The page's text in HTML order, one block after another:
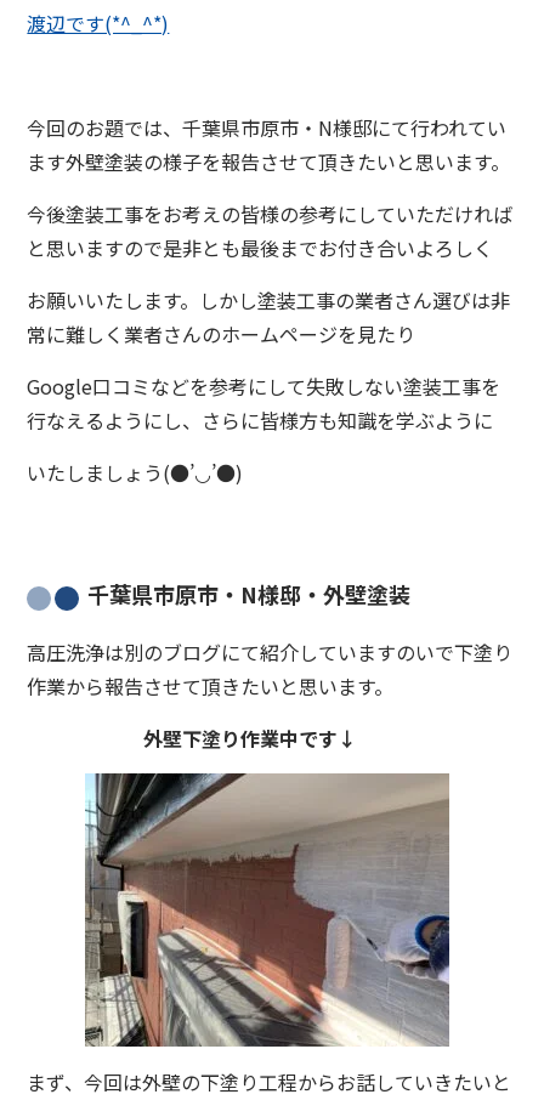
渡辺です(*^_^*)
今回のお題では、千葉県市原市・N様邸にて行われてい
ます外壁塗装の様子を報告させて頂きたいと思います。
今後塗装工事をお考えの皆様の参考にしていただければ
と思いますので是非とも最後までお付き合いよろしく
お願いいたします。しかし塗装工事の業者さん選びは非
常に難しく業者さんのホームページを見たり
Google口コミなどを参考にして失敗しない塗装工事を
行なえるようにし、さらに皆様方も知識を学ぶように
いたしましょう(●’◡’●)
千葉県市原市・N様邸・外壁塗装
高圧洗浄は別のブログにて紹介していますのいで下塗り
作業から報告させて頂きたいと思います。
外壁下塗り作業中です↓
まず、今回は外壁の下塗り工程からお話していきたいと